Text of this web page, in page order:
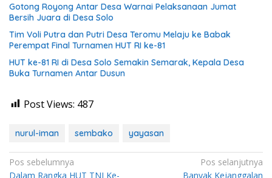
Gotong Royong Antar Desa Warnai Pelaksanaan Jumat
Bersih Juara di Desa Solo
Tim Voli Putra dan Putri Desa Teromu Melaju ke Babak
Perempat Final Turnamen HUT RI ke-81
HUT ke-81 RI di Desa Solo Semakin Semarak, Kepala Desa
Buka Turnamen Antar Dusun
Post Views: 487
nurul-iman sembako yayasan
Navigasi
Pos sebelumnya
Dalam Rangka HUT TNI Ke-
Pos selanjutnya
Banyak Kejanggalan